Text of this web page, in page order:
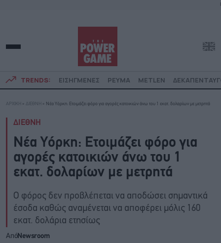
TRENDS: ΕΙΣΗΓΜΕΝΕΣ ΡΕΥΜΑ METLEN
ΑΡΧΙΚΗ » ΔΙΕΘΝΗ » Νέα Υόρκη: Ετοιμάζει φόρο για αγορές κατοικιών άνω του 1 εκατ. δολαρίων με μετρητά
ΔΙΕΘΝΗ
Νέα Υόρκη: Ετοιμάζει φόρο για
αγορές κατοικιών άνω του 1
εκατ. δολαρίων με μετρητά
Ο φόρος δεν προβλέπεται να αποδώσει σημαντικά
έσοδα καθώς αναμένεται να αποφέρει μόλις 160
εκατ. δολάρια ετησίως
ΑπόNewsroom